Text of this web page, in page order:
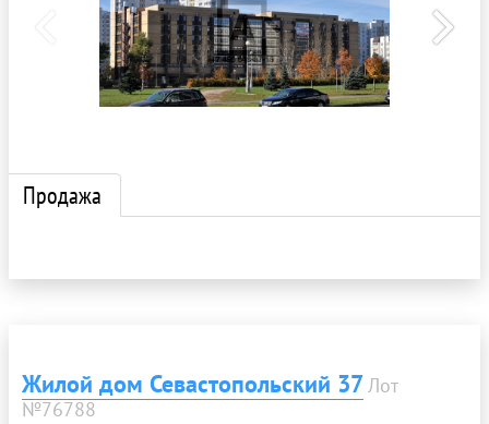
Продажа
Жилой дом Севастопольский 37Лот
№76788